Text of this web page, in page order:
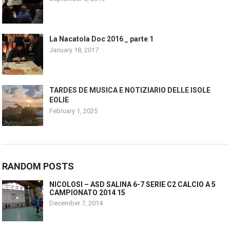
La Nacatola Doc 2016 _ parte 1
January 18, 2017
TARDES DE MUSICA E NOTIZIARIO DELLE ISOLE
EOLIE
February 1, 2025
RANDOM POSTS
NICOLOSI – ASD SALINA 6-7 SERIE C2 CALCIO A 5
CAMPIONATO 2014 15
December 7, 2014